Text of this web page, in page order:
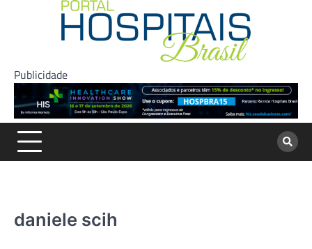
Publicidade
daniele scih